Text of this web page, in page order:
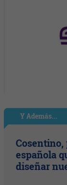
Y Además...
española
diseñar